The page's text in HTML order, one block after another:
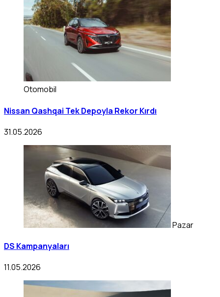
Otomobil
Nissan Qashqai Tek Depoyla Rekor Kırdı
31.05.2026
Pazar
DS Kampanyaları
11.05.2026